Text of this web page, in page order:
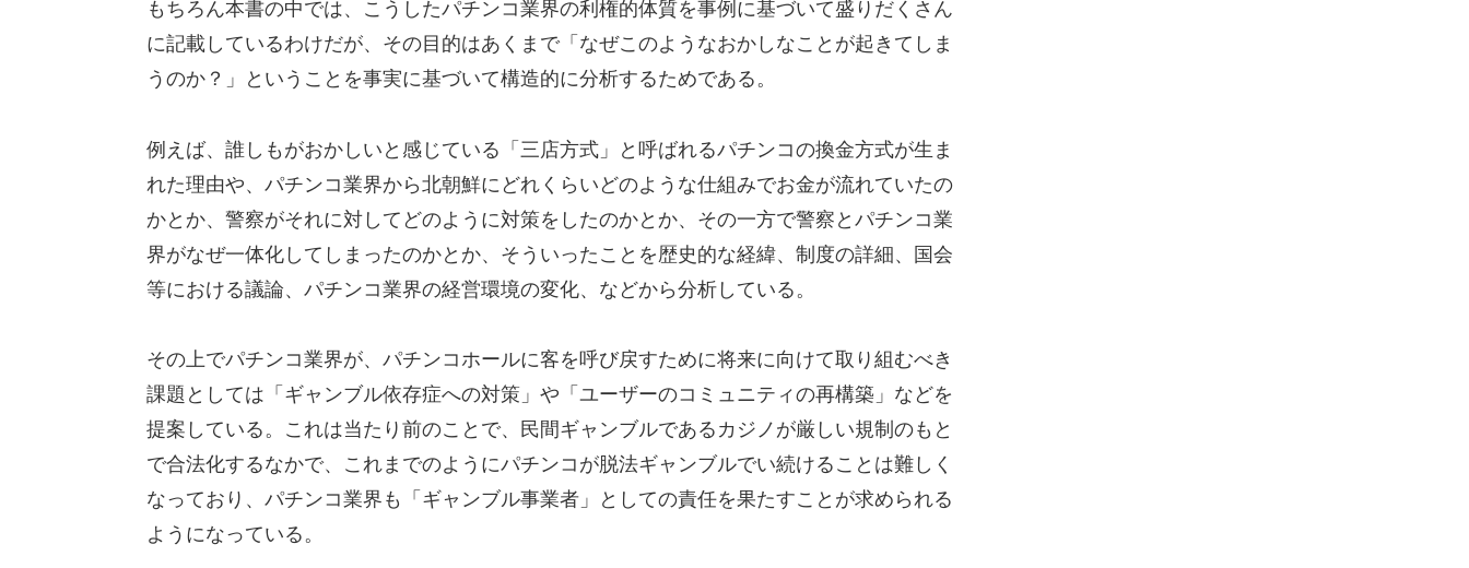
もちろん本書の中では、こうしたパチンコ業界の利権的体質を事例に基づいて盛りだくさん
に記載しているわけだが、その目的はあくまで「なぜこのようなおかしなことが起きてしま
うのか？」ということを事実に基づいて構造的に分析するためである。
例えば、誰しもがおかしいと感じている「三店方式」と呼ばれるパチンコの換金方式が生ま
れた理由や、パチンコ業界から北朝鮮にどれくらいどのような仕組みでお金が流れていたの
かとか、警察がそれに対してどのように対策をしたのかとか、その一方で警察とパチンコ業
界がなぜ一体化してしまったのかとか、そういったことを歴史的な経緯、制度の詳細、国会
等における議論、パチンコ業界の経営環境の変化、などから分析している。
その上でパチンコ業界が、パチンコホールに客を呼び戻すために将来に向けて取り組むべき
課題としては「ギャンブル依存症への対策」や「ユーザーのコミュニティの再構築」などを
提案している。これは当たり前のことで、民間ギャンブルであるカジノが厳しい規制のもと
で合法化するなかで、これまでのようにパチンコが脱法ギャンブルでい続けることは難しく
なっており、パチンコ業界も「ギャンブル事業者」としての責任を果たすことが求められる
ようになっている。